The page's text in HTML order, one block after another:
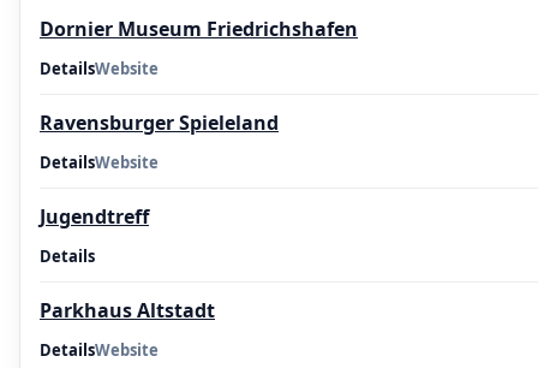
Dornier Museum Friedrichshafen
DetailsWebsite
Ravensburger Spieleland
DetailsWebsite
Jugendtreff
Details
Parkhaus Altstadt
DetailsWebsite